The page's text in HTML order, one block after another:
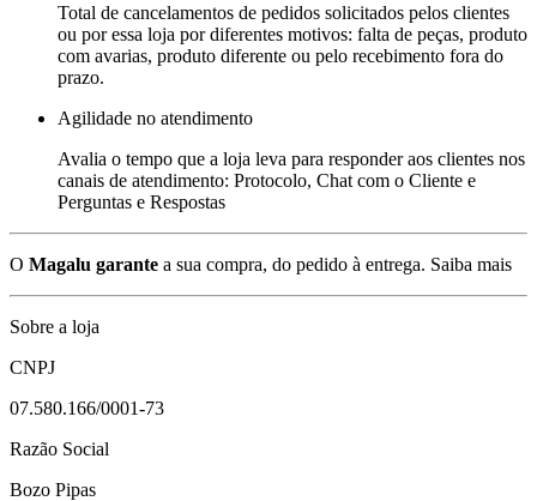
Total de cancelamentos de pedidos solicitados pelos clientes
ou por essa loja por diferentes motivos: falta de peças, produto
com avarias, produto diferente ou pelo recebimento fora do
prazo.
Agilidade no atendimento
Avalia o tempo que a loja leva para responder aos clientes nos
canais de atendimento: Protocolo, Chat com o Cliente e
Perguntas e Respostas
O Magalu garante a sua compra, do pedido à entrega. Saiba mais
Sobre a loja
CNPJ
07.580.166/0001-73
Razão Social
Bozo Pipas